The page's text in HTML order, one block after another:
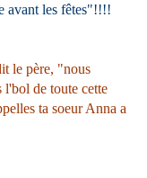
avant les fêtes"!!!!
le père, "nous
l'bol de toute cette
ta soeur Anna a